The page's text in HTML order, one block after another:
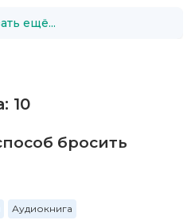
ещё...
10
бросить
Аудиокнига